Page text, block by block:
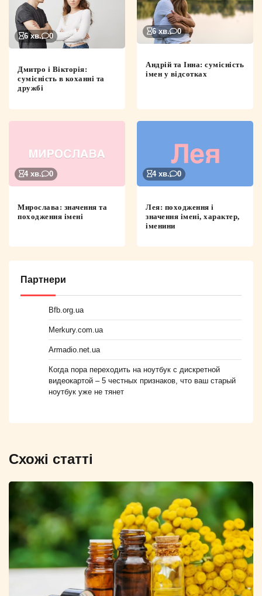
6 хв. 0
Дмитро і Вікторія:
сумісність в коханні та
дружбі
6 хв. 0
Андрій та Інна: сумісність
імен у відсотках
4 хв. 0
Мирослава: значення та
походження імені
4 хв. 0
Лея: походження і
значення імені, характер,
іменини
Партнери
Bfb.org.ua
Merkury.com.ua
Armadio.net.ua
Когда пора переходить на ноутбук с дискретной
видеокартой – 5 честных признаков, что ваш старый
ноутбук уже не тянет
Схожі статті